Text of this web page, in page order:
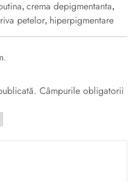
, crema depigmentanta,
petelor, hiperpigmentare
Câmpurile obligatorii